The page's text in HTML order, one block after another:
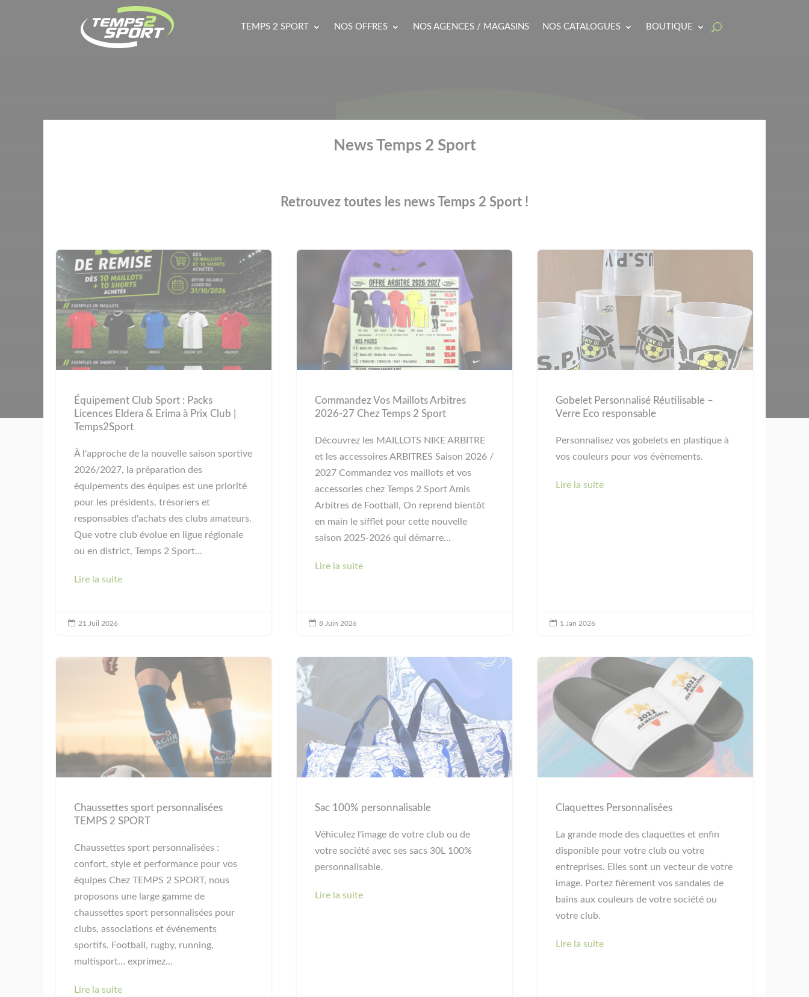
TEMPS 2 SPORT NOS OFFRES NOS AGENCES / MAGASINS NOS CATALOGUES BOUTIQUE
News Temps 2 Sport
Retrouvez toutes les news Temps 2 Sport !
Équipement Club Sport : Packs
Licences Eldera & Erima à Prix Club |
Temps2Sport
À l'approche de la nouvelle saison sportive
2026/2027, la préparation des
équipements des équipes est une priorité
pour les présidents, trésoriers et
responsables d'achats des clubs amateurs.
Que votre club évolue en ligue régionale
ou en district, Temps 2 Sport...
Lire la suite
 21 Juil 2026
Commandez Vos Maillots Arbitres
2026-27 Chez Temps 2 Sport
Découvrez les MAILLOTS NIKE ARBITRE
et les accessoires ARBITRES Saison 2026 /
2027 Commandez vos maillots et vos
accessories chez Temps 2 Sport Amis
Arbitres de Football, On reprend bientôt
en main le sifflet pour cette nouvelle
saison 2025-2026 qui démarre...
Lire la suite
 8 Juin 2026
Gobelet Personnalisé Réutilisable –
Verre Eco responsable
Personnalisez vos gobelets en plastique à
vos couleurs pour vos évènements.
Lire la suite
 1 Jan 2026
Chaussettes sport personnalisées
TEMPS 2 SPORT
Chaussettes sport personnalisées :
confort, style et performance pour vos
équipes Chez TEMPS 2 SPORT, nous
proposons une large gamme de
chaussettes sport personnalisées pour
clubs, associations et événements
sportifs. Football, rugby, running,
multisport… exprimez...
Lire la suite
Sac 100% personnalisable
Véhiculez l'image de votre club ou de
votre société avec ses sacs 30L 100%
personnalisable.
Lire la suite
Claquettes Personnalisées
La grande mode des claquettes et enfin
disponible pour votre club ou votre
entreprises. Elles sont un vecteur de votre
image. Portez fièrement vos sandales de
bains aux couleurs de votre société ou
votre club.
Lire la suite